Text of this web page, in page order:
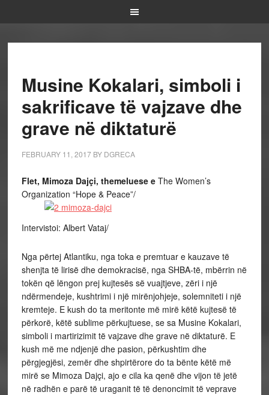
Musine Kokalari, simboli i
sakrificave të vajzave dhe
grave në diktaturë
FEBRUARY 11, 2017BY DGRECA
Flet, Mimoza Dajçi, themeluese e The Women’s
Organization “Hope & Peace”/
Intervistoi: Albert Vataj/
Nga përtej Atlantiku, nga toka e premtuar e kauzave të
shenjta të lirisë dhe demokracisë, nga SHBA-të, mbërrin në
tokën që lëngon prej kujtesës së vuajtjeve, zëri i një
ndërmendeje, kushtrimi i një mirënjohjeje, solemniteti i një
kremteje. E kush do ta meritonte më mirë këtë kujtesë të
përkorë, këtë sublime përkujtuese, se sa Musine Kokalari,
simboli i martirizimit të vajzave dhe grave në diktaturë. E
kush më me ndjenjë dhe pasion, përkushtim dhe
përgjegjësi, zemër dhe shpirtërore do ta bënte këtë më
mirë se Mimoza Dajçi, ajo e cila ka qenë dhe vijon të jetë
në radhën e parë të uraganit të të denoncimit të veprave